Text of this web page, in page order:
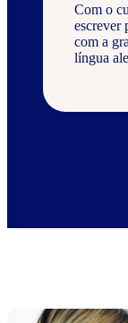
Com o
escrever
com a
língua